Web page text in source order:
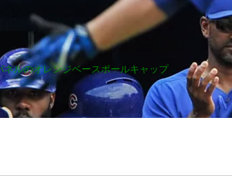
ルのオレンジベースボールキャップ